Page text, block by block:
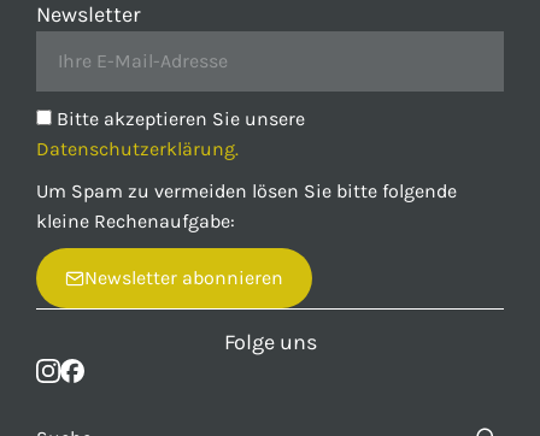
Newsletter
Bitte akzeptieren Sie unsere
Datenschutzerklärung.
Um Spam zu vermeiden lösen Sie bitte folgende
kleine Rechenaufgabe:
Newsletter abonnieren
Folge uns